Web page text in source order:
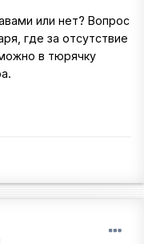
или нет? Вопрос
где за отсутствие
в тюрячку